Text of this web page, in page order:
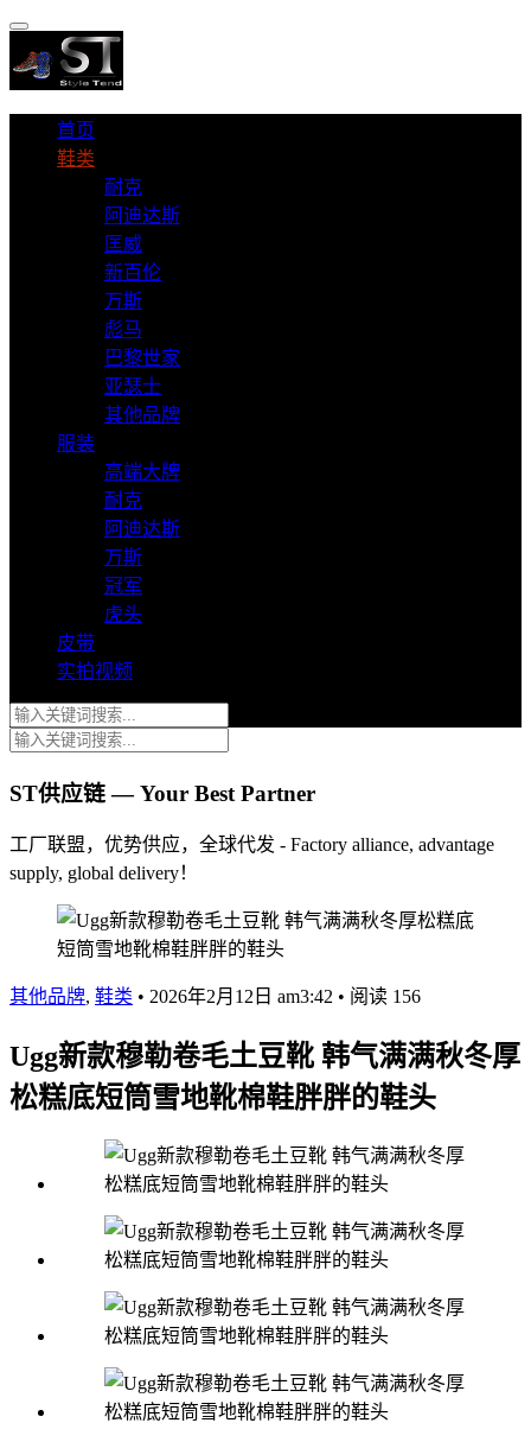
首页
鞋类
耐克
阿迪达斯
匡威
新百伦
万斯
彪马
巴黎世家
亚瑟士
其他品牌
服装
高端大牌
耐克
阿迪达斯
万斯
冠军
虎头
皮带
实拍视频
ST供应链 — Your Best Partner
工厂联盟，优势供应，全球代发 - Factory alliance, advantage
supply, global delivery！
其他品牌, 鞋类 • 2026年2月12日 am3:42 • 阅读 156
Ugg新款穆勒卷毛土豆靴 韩气满满秋冬厚
松糕底短筒雪地靴棉鞋胖胖的鞋头